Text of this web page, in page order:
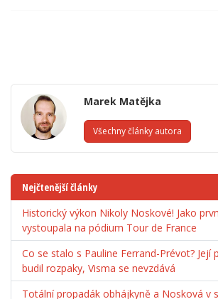
Marek Matějka
Všechny články autora
Nejčtenější články
Historický výkon Nikoly Noskové! Jako
vystoupala na pódium Tour de France
Co se stalo s Pauline Ferrand-Prévot? Její
budil rozpaky, Visma se nevzdává
Totální propadák obhájkyně a Nosková v